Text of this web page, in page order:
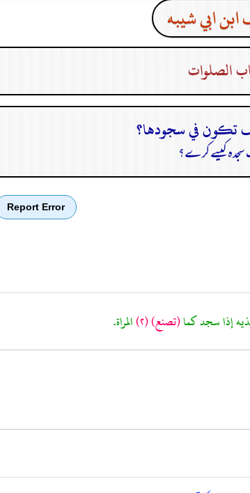
ابي شيبه
الصلوات
کیسے کرے؟
Report Error
إذا سجد كما(تصنع)(٢) المراة.